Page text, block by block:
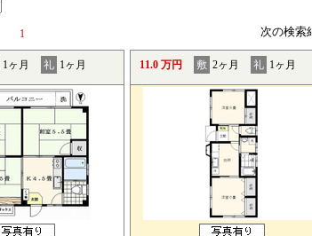
1 次の検
1ヶ月 礼 1ヶ月 11.0 万円 敷 2ヶ月 礼 1ヶ月